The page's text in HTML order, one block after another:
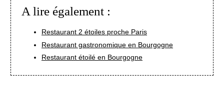
A lire également :
Restaurant 2 étoiles proche Paris
Restaurant gastronomique en Bourgogne
Restaurant étoilé en Bourgogne
Contact & accès
Club Noir & Or
Recrutement
La Côte Saint-Jacques & Spa *****